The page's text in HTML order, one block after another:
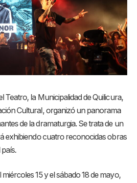
Teatro, la Municipalidad de Quilicura,
Cultural, organizó un panorama
de la dramaturgia. Se trata de un
exhibiendo cuatro reconocidas obras
15 y el sábado 18 de mayo,